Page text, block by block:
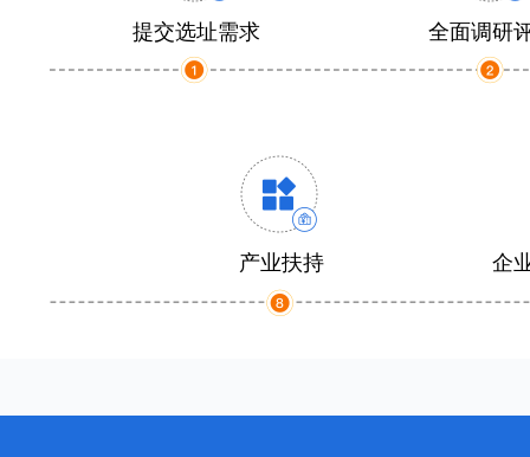
提交选址需求 全面调研
产业扶持 企